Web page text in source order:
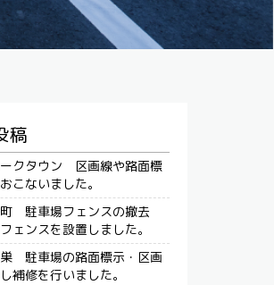
稿
クタウン 区画線や路面標
こないました。
駐車場フェンスの撤去
ェンスを設置しました。
駐車場の路面標示・区画
補修を行いました。